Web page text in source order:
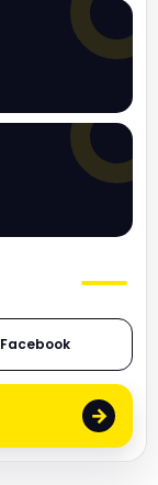
Facebook
→